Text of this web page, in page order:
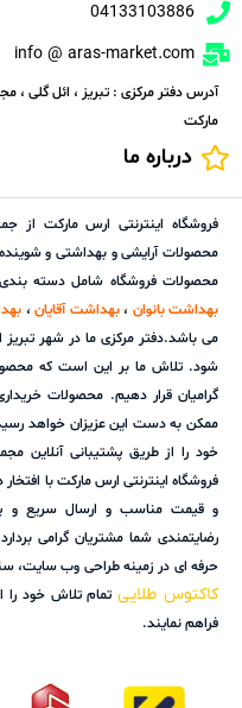
04133103886
info @ aras-market.com
آدرس دفتر مرکزی : تبریز ، ائل گلی ،
مارکت
درباره ما
فروشگاه اینترنتی ارس مارکت از
محصولات آرایشی و بهداشتی و
محصولات فروشگاه شامل دسته
بهداشت بانوان ،بهداشت آقایان،
می باشد.دفتر مرکزی ما در شهر
شود. تلاش ما بر این است که
گرامیان قرار دهیم. محصولات
ممکن به دست این عزیزان خواهد
فروشگاه اینترنتی ارس مارکت با
و قیمت مناسب و ارسال سریع و
رضایتمندی شما مشتریان گرامی
حرفه ای در زمینه طراحی وب سایت،
کاکتوس طلاییتمام تلاش خود را
فراهم نمایند.